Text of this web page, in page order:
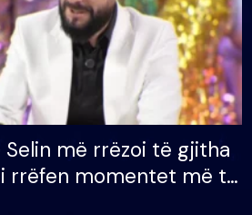
Selin më rrëzoi të gjitha
rrëfen momentet më të